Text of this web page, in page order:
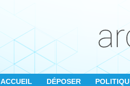
ACCUEIL DÉPOSER